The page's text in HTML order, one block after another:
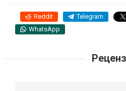
Reddit Telegram
WhatsApp